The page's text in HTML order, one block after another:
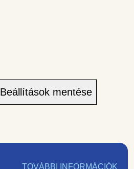
Beállítások mentése
TOVÁBBI INFORMÁCIÓK